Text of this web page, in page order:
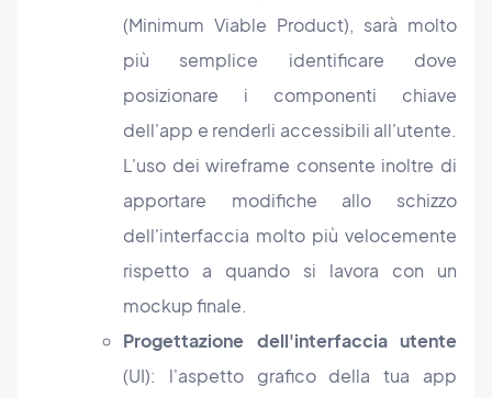
(Minimum Viable Product), sarà molto
più semplice identificare dove
posizionare i componenti chiave
dell'app e renderli accessibili all'utente.
L'uso dei wireframe consente inoltre di
apportare modifiche allo schizzo
dell'interfaccia molto più velocemente
rispetto a quando si lavora con un
mockup finale.
Progettazione dell'interfaccia utente
(UI): l'aspetto grafico della tua app